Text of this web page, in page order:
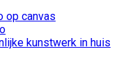
op canvas
kunstwerk in huis